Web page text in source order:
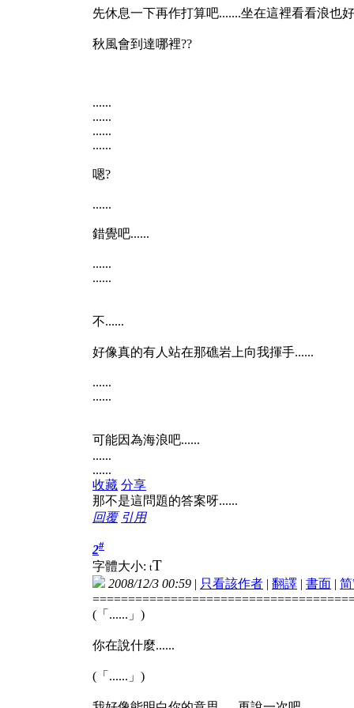
先休息一下再作打算吧.......坐在這裡看看浪也
秋風會到達哪裡??
......
......
......
......
嗯?
......
錯覺吧......
......
......
不......
好像真的有人站在那礁岩上向我揮手......
......
......
可能因為海浪吧......
......
......
收藏 分享
那不是這問題的答案呀......
回覆 引用
2#
字體大小: tT
2008/12/3 00:59 | 只看該作者 | 翻譯 | 書面 | 简
(「......」)
你在說什麼......
(「......」)